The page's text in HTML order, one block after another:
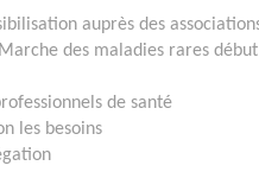
auprès des
des maladies rares
de santé
les besoins